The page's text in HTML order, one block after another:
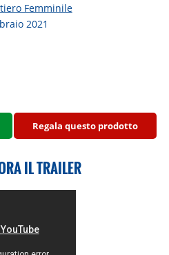
Femminile
2021
Regala questo prodotto
IL TRAILER